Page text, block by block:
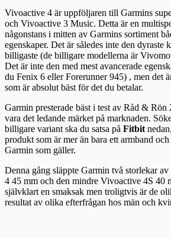
Vivoactive 4 är uppföljaren till Garmins
och Vivoactive 3 Music. Detta är en
någonstans i mitten av Garmins sortiment
egenskaper. Det är således inte den dyraste
billigaste (de billigare modellerna är
Det är inte den med mest avancerade
du Fenix 6 eller Forerunner 945) , men det
som är absolut bäst för det du betalar.
Garmin presterade bäst i test av Råd & Rön
vara det ledande märket på marknaden.
billigare variant ska du satsa på Fitbit
produkt som är mer än bara ett armband
Garmin som gäller.
Denna gång släppte Garmin två storlekar
4 45 mm och den mindre Vivoactive 4S 40
självklart en smaksak men troligtvis är de
resultat av olika efterfrågan hos män och